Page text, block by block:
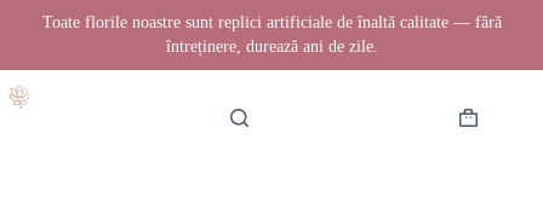
Toate florile noastre sunt replici artificiale de înaltă calitate — fără
întreținere, durează ani de zile.
la
Coș